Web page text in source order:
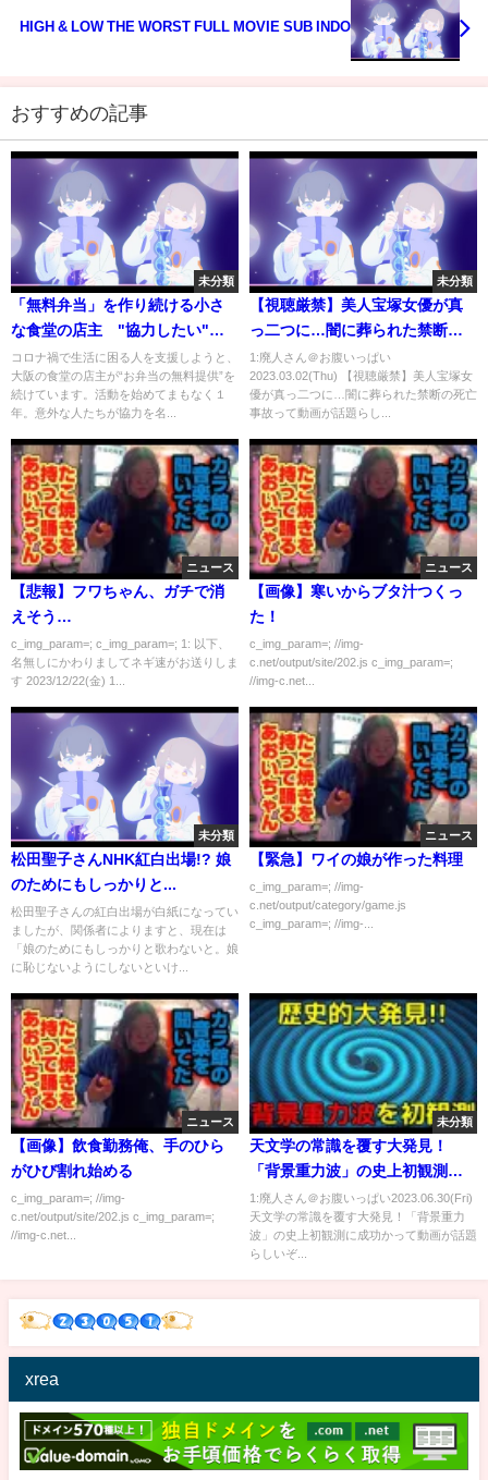
HIGH & LOW THE WORST FULL MOVIE SUB INDO
おすすめの記事
未分類
「無料弁当」を作り続ける小さ
な食堂の店主 "協力したい"と
名乗りを上げた高級ホテル
（2021年2月4日）
コロナ禍で生活に困る人を支援しようと、
大阪の食堂の店主が“お弁当の無料提供”を
続けています。活動を始めてまもなく１
年。意外な人たちが協力を名...
未分類
【視聴厳禁】美人宝塚女優が真
っ二つに…闇に葬られた禁断の
死亡事故
1:廃人さん＠お腹いっぱい
2023.03.02(Thu) 【視聴厳禁】美人宝塚女
優が真っ二つに…闇に葬られた禁断の死亡
事故って動画が話題らし...
ニュース
【悲報】フワちゃん、ガチで消
えそう…
c_img_param=; c_img_param=; 1: 以下、
名無しにかわりましてネギ速がお送りしま
す 2023/12/22(金) 1...
ニュース
【画像】寒いからブタ汁つくっ
た！
c_img_param=; //img-
c.net/output/site/202.js c_img_param=;
//img-c.net...
未分類
松田聖子さんNHK紅白出場!? 娘
のためにもしっかりと...
松田聖子さんの紅白出場が白紙になってい
ましたが、関係者によりますと、現在は
「娘のためにもしっかりと歌わないと。娘
に恥じないようにしないといけ...
ニュース
【緊急】ワイの娘が作った料理
c_img_param=; //img-
c.net/output/category/game.js
c_img_param=; //img-...
ニュース
【画像】飲食勤務俺、手のひら
がひび割れ始める
c_img_param=; //img-
c.net/output/site/202.js c_img_param=;
//img-c.net...
未分類
天文学の常識を覆す大発見！
「背景重力波」の史上初観測に
成功か
1:廃人さん＠お腹いっぱい2023.06.30(Fri)
天文学の常識を覆す大発見！「背景重力
波」の史上初観測に成功かって動画が話題
らしいぞ...
xrea